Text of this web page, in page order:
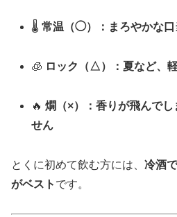
🌡️常温（◯）：まろやかな口
🧊 ロック（△）：夏など、
🔥燗（×）：香りが飛んで
せん
とくに初めて飲む方には、 冷酒
がベスト です。